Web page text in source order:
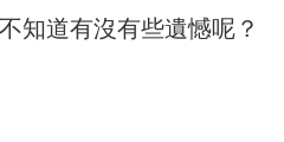
知道有沒有些遺憾呢？